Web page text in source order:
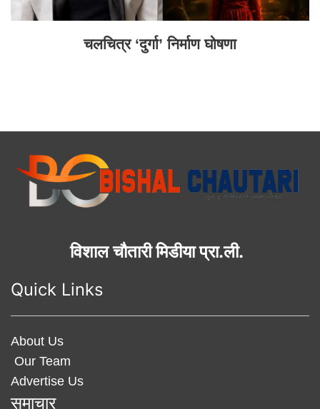
चलचित्र ‘दुर्गा’ निर्माण घोषणा
विशाल चौतारी मिडीया प्रा.ली.
Quick Links
About Us
Our Team
Advertise Us
समाचार